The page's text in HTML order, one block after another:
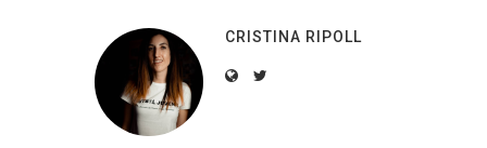
CRISTINA RIPOLL